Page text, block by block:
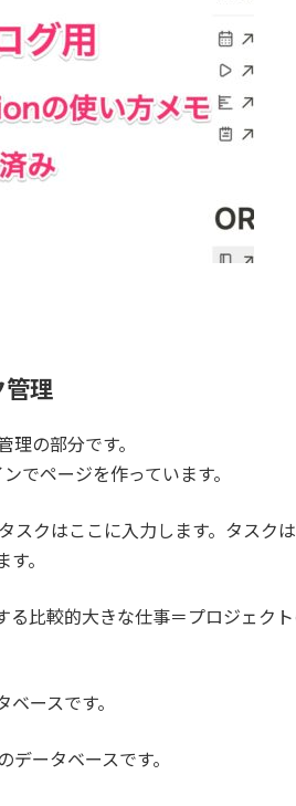
管理
の部分です。
でページを作っています。
スクはここに入力します。タスク
。
比較的大きな仕事＝プロジェク
ースです。
データベースです。